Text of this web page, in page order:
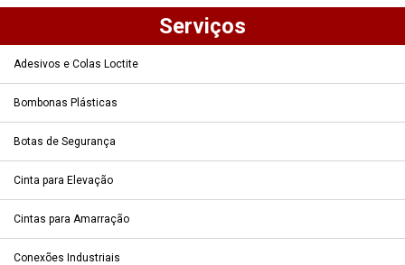
Serviços
Adesivos e Colas Loctite
Bombonas Plásticas
Botas de Segurança
Cinta para Elevação
Cintas para Amarração
Conexões Industriais